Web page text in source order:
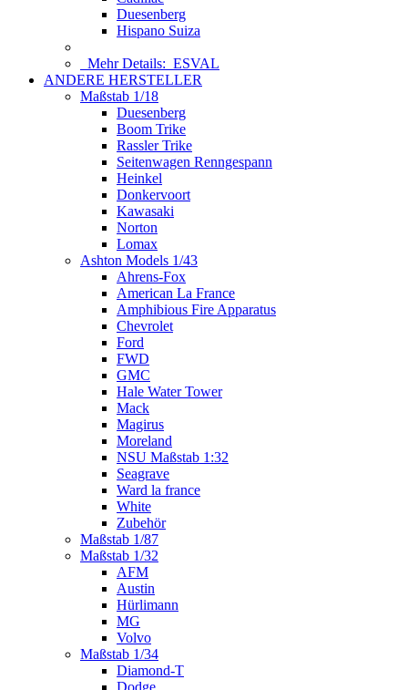
Duesenberg
Hispano Suiza
Mehr Details: ESVAL
ANDERE HERSTELLER
Maßstab 1/18
Duesenberg
Boom Trike
Rassler Trike
Seitenwagen Renngespann
Heinkel
Donkervoort
Kawasaki
Norton
Lomax
Ashton Models 1/43
Ahrens-Fox
American La France
Amphibious Fire Apparatus
Chevrolet
Ford
FWD
GMC
Hale Water Tower
Mack
Magirus
Moreland
NSU Maßstab 1:32
Seagrave
Ward la france
White
Zubehör
Maßstab 1/87
Maßstab 1/32
AFM
Austin
Hürlimann
MG
Volvo
Maßstab 1/34
Diamond-T
Dodge